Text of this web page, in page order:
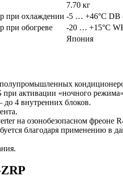
7.70 кг
при охлаждении -5 … +46°C DB
при обогреве
-20 … +15°C
Япония
полупромышленных
активации «ночного
4 внутренних блоков.
на озонобезопасном фреоне
благодаря применению в